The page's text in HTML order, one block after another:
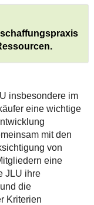
insbesondere im
eine wichtige
mit den
von
eine
JLU ihre
und die
Kriterien